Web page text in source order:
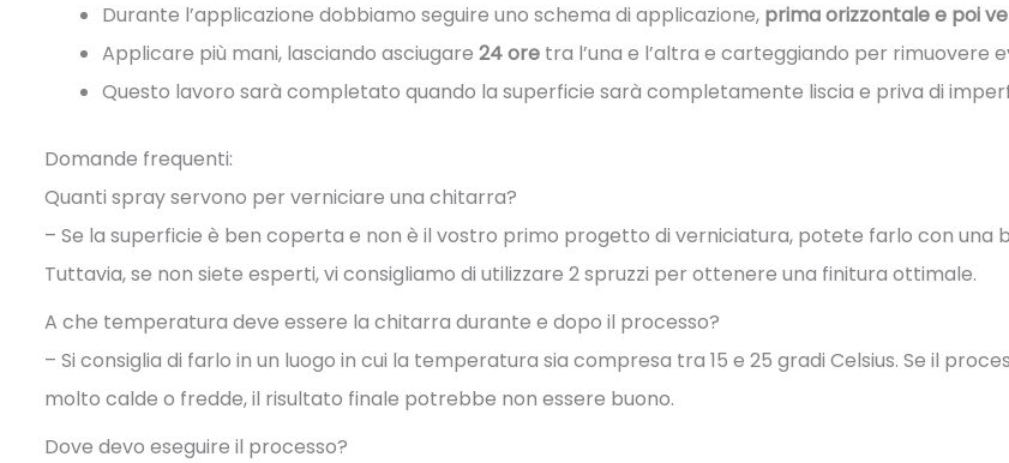
Durante l’applicazione dobbiamo seguire uno schema di applicazione, prima orizzontale e poi
Applicare più mani, lasciando asciugare 24 ore tra l’una e l’altra e carteggiando per rimuovere
Questo lavoro sarà completato quando la superficie sarà completamente liscia e priva di
Domande frequenti:
Quanti spray servono per verniciare una chitarra?
– Se la superficie è ben coperta e non è il vostro primo progetto di verniciatura, potete farlo con
Tuttavia, se non siete esperti, vi consigliamo di utilizzare 2 spruzzi per ottenere una finitura ottimale.
A che temperatura deve essere la chitarra durante e dopo il processo?
– Si consiglia di farlo in un luogo in cui la temperatura sia compresa tra 15 e 25 gradi Celsius. Se il
molto calde o fredde, il risultato finale potrebbe non essere buono.
Dove devo eseguire il processo?